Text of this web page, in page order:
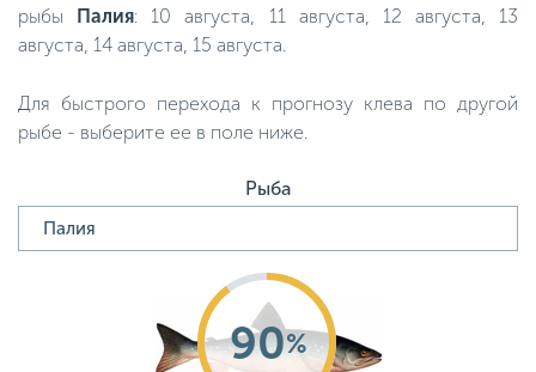
рыбы Палия: 10 августа, 11 августа, 12 августа, 13
августа, 14 августа, 15 августа.
Для быстрого перехода к прогнозу клева по другой
рыбе - выберите ее в поле ниже.
Рыба
90%